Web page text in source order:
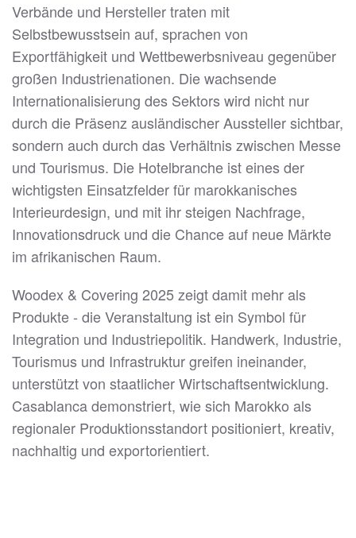
Verbände und Hersteller traten mit
Selbstbewusstsein auf, sprachen von
Exportfähigkeit und Wettbewerbsniveau gegenüber
großen Industrienationen. Die wachsende
Internationalisierung des Sektors wird nicht nur
durch die Präsenz ausländischer Aussteller sichtbar,
sondern auch durch das Verhältnis zwischen Messe
und Tourismus. Die Hotelbranche ist eines der
wichtigsten Einsatzfelder für marokkanisches
Interieurdesign, und mit ihr steigen Nachfrage,
Innovationsdruck und die Chance auf neue Märkte
im afrikanischen Raum.
Woodex & Covering 2025 zeigt damit mehr als
Produkte - die Veranstaltung ist ein Symbol für
Integration und Industriepolitik. Handwerk, Industrie,
Tourismus und Infrastruktur greifen ineinander,
unterstützt von staatlicher Wirtschaftsentwicklung.
Casablanca demonstriert, wie sich Marokko als
regionaler Produktionsstandort positioniert, kreativ,
nachhaltig und exportorientiert.